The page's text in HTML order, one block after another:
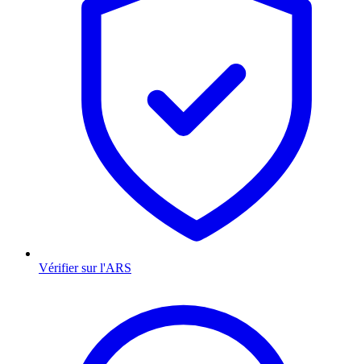
Vérifier sur l'ARS